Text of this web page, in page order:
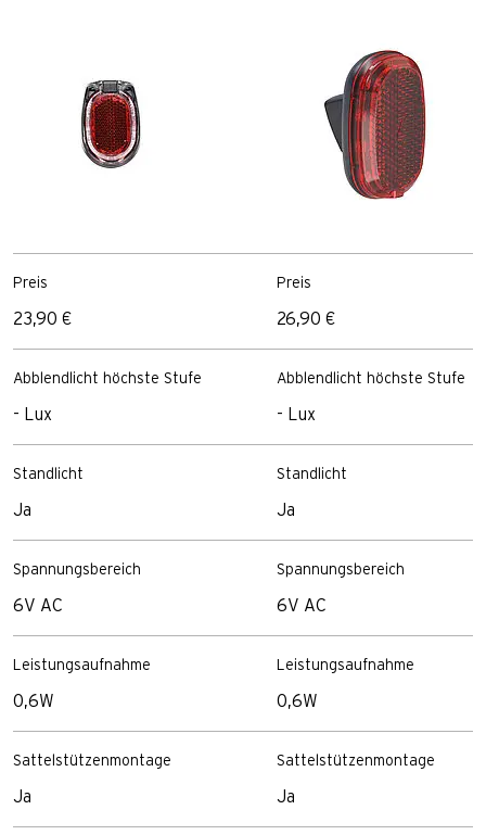
Preis
23,90 €
Abblendlicht höchste Stufe
- Lux
Standlicht
Ja
Spannungsbereich
6V AC
Leistungsaufnahme
0,6W
Sattelstützenmontage
Ja
Preis
26,90 €
Abblendlicht höchste Stufe
- Lux
Standlicht
Ja
Spannungsbereich
6V AC
Leistungsaufnahme
0,6W
Sattelstützenmontage
Ja